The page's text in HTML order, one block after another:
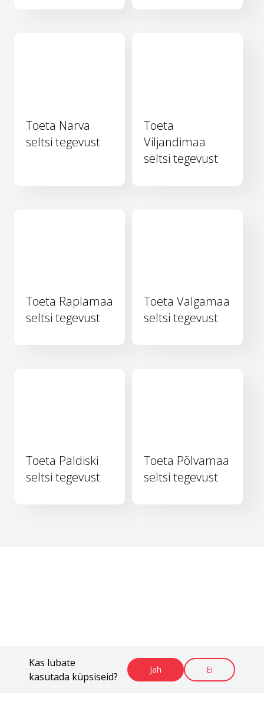
Kas lubate
kasutada küpsiseid?
Jah Ei
Toeta Narva
seltsi tegevust
Toeta
Viljandimaa
seltsi tegevust
Toeta Raplamaa
seltsi tegevust
Toeta Valgamaa
seltsi tegevust
Toeta Paldiski
seltsi tegevust
Toeta Põlvamaa
seltsi tegevust